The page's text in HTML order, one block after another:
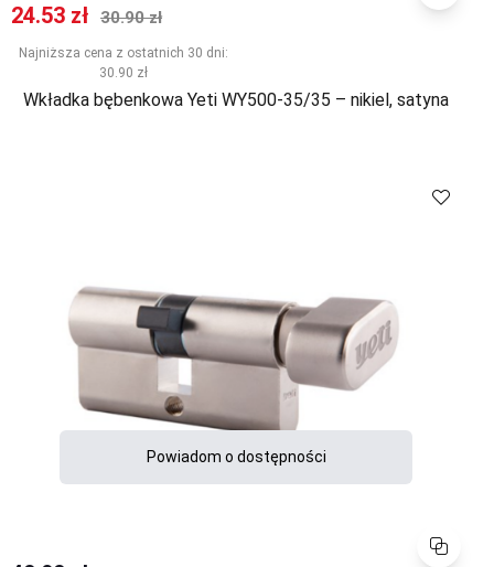
Cena promocyjna
24.53 zł Normalna cena
30.90 zł
Najniższa cena z ostatnich 30 dni:
30.90 zł
Wkładka bębenkowa Yeti WY500-35/35 – nikiel, satyna
Porównaj
Powiadom o dostępności